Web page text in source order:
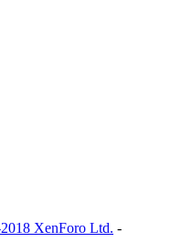
XenForo Ltd. -